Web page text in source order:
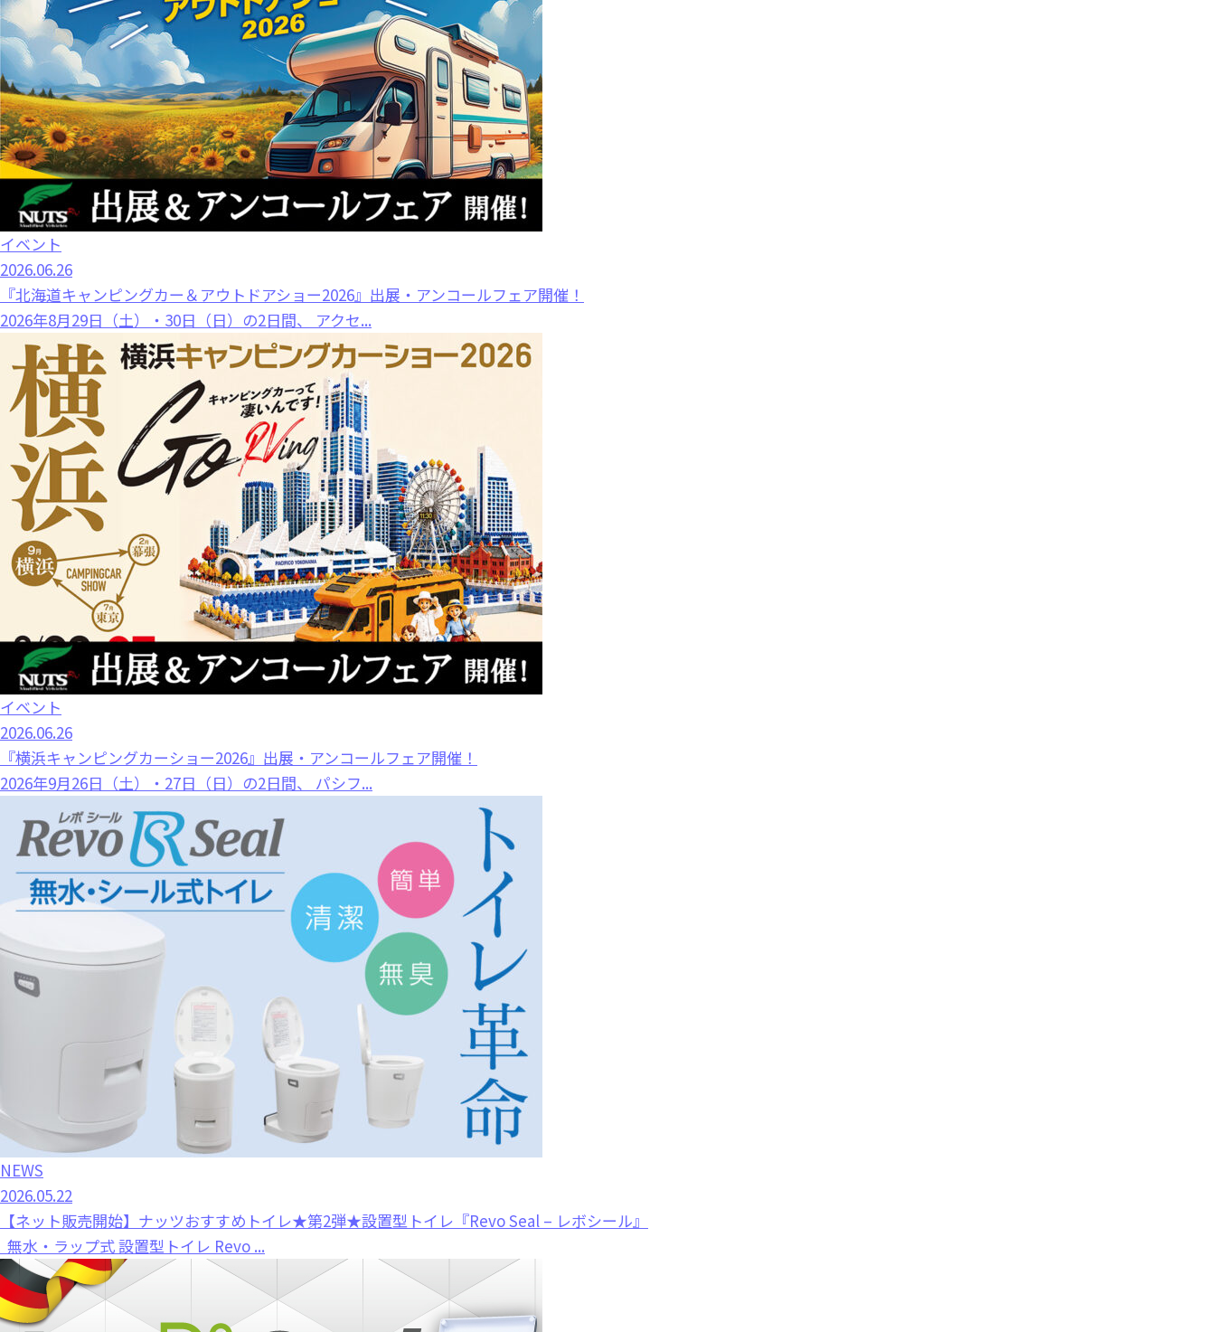
イベント
2026.06.26
『北海道キャンピングカー＆アウトドアショー2026』出展・アンコールフェア開催！
2026年8月29日（土）・30日（日）の2日間、 アクセ...
イベント
2026.06.26
『横浜キャンピングカーショー2026』出展・アンコールフェア開催！
2026年9月26日（土）・27日（日）の2日間、 パシフ...
NEWS
2026.05.22
【ネット販売開始】ナッツおすすめトイレ★第2弾★設置型トイレ『Revo Seal – レボシール』
無水・ラップ式 設置型トイレ Revo ...